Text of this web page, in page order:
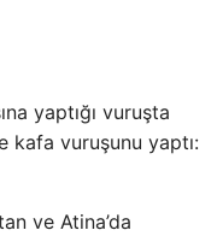
yaptığı vuruşta
kafa vuruşunu yaptı:
ve Atina’da